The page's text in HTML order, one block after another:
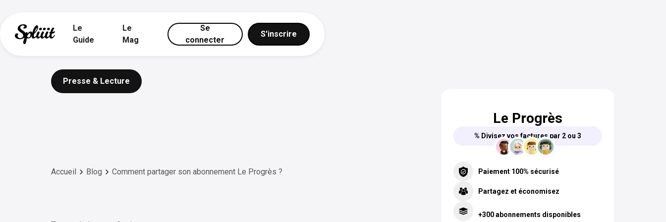
Le
Guide
Le
Mag
Se
connecter
S'inscrire
Presse & Lecture
Accueil Blog Comment partager son abonnement Le Progrès ?
Le Progrès
% Divisez vos factures par 2 ou 3
Paiement 100% sécurisé
Partagez et économisez
+300 abonnements disponibles